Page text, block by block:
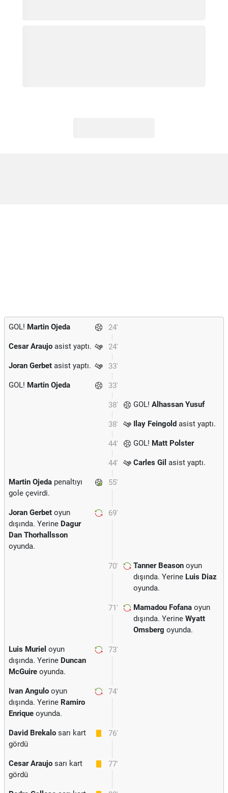
24'
GOL! Martin Ojeda
24'
Cesar Araujo asist yaptı.
33'
Joran Gerbet asist yaptı.
33'
GOL! Martin Ojeda
38' GOL! Alhassan Yusuf
38' Ilay Feingold asist yaptı.
44' GOL! Matt Polster
44' Carles Gil asist yaptı.
55'
Martin Ojeda penaltıyı
gole çevirdi.
69'
Joran Gerbet oyun
dışında. Yerine Dagur
Dan Thorhallsson
oyunda.
70' Tanner Beason oyun
dışında. Yerine Luis Diaz
oyunda.
71' Mamadou Fofana oyun
dışında. Yerine Wyatt
Omsberg oyunda.
73'
Luis Muriel oyun
dışında. Yerine Duncan
McGuire oyunda.
74'
Ivan Angulo oyun
dışında. Yerine Ramiro
Enrique oyunda.
76'
David Brekalo sarı kart
gördü
77'
Cesar Araujo sarı kart
gördü